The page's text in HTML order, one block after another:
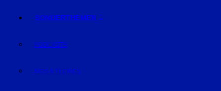
SONDERTHEMEN
PODCASTS
KIDS & TEENIES